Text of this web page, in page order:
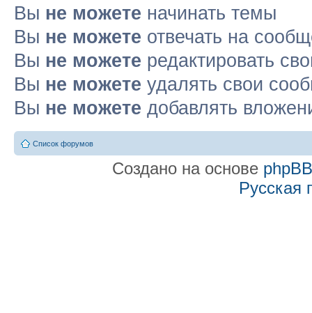
Вы не можете начинать темы
Вы не можете отвечать на
Вы не можете редактировать
Вы не можете удалять свои
Вы не можете добавлять
Список форумов
Создано на основе phpBB
Русская